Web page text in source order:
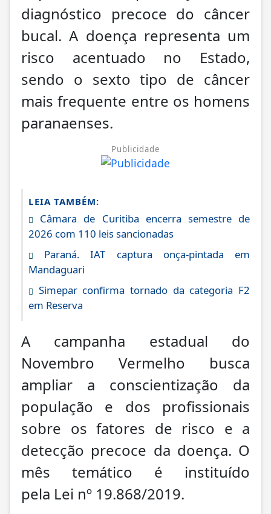
diagnóstico precoce do câncer
bucal. A doença representa um
risco acentuado no Estado,
sendo o sexto tipo de câncer
mais frequente entre os homens
paranaenses.
Publicidade
LEIA TAMBÉM:
Câmara de Curitiba encerra semestre de
2026 com 110 leis sancionadas
Paraná. IAT captura onça-pintada em
Mandaguari
Simepar confirma tornado da categoria F2
em Reserva
A campanha estadual do
Novembro Vermelho busca
ampliar a conscientização da
população e dos profissionais
sobre os fatores de risco e a
detecção precoce da doença. O
mês temático é instituído
pela Lei nº 19.868/2019.